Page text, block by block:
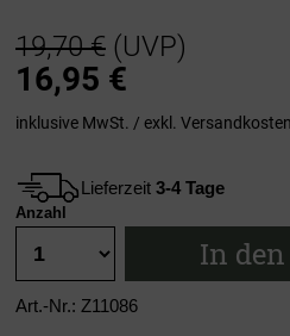
19,70 € (UVP)
16,95 €
inklusive MwSt. / exkl. Versandkosten
Lieferzeit 3-4 Tage
Anzahl
In
Art.-Nr.: Z11086